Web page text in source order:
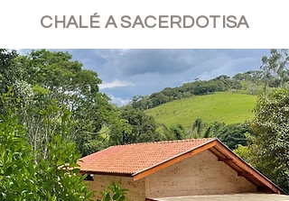
CHALÉ A SACERDOTISA